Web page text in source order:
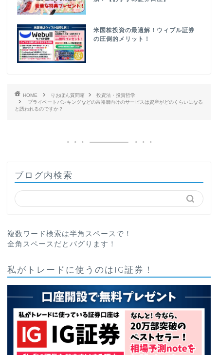
米国株投資の最適解！ウィブル証券
の圧倒的メリット！
HOME りおぽん質問箱
投資法・投資哲学
プライベートバンキングなどの富裕層向けのサービスは資産がどのくらいになる
と誘われるのですか？
ブログ内検索
複数ワード検索は半角スペースで！
全角スペースだとバグります！
私がトレードに使うのはIG証券！